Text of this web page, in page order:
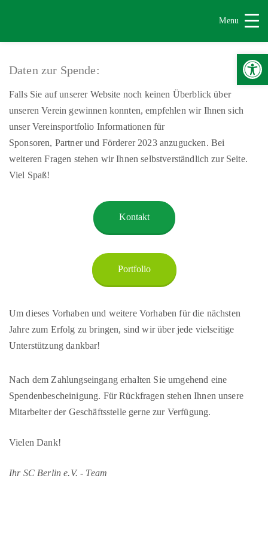
Menu
Daten zur Spende:
Falls Sie auf unserer Website noch keinen Überblick über
unseren Verein gewinnen konnten, empfehlen wir Ihnen sich
unser Vereinsportfolio Informationen für
Sponsoren, Partner und Förderer 2023 anzugucken. Bei
weiteren Fragen stehen wir Ihnen selbstverständlich zur Seite.
Viel Spaß!
Kontakt
Portfolio
Um dieses Vorhaben und weitere Vorhaben für die nächsten
Jahre zum Erfolg zu bringen, sind wir über jede vielseitige
Unterstützung dankbar!
Nach dem Zahlungseingang erhalten Sie umgehend eine
Spendenbescheinigung. Für Rückfragen stehen Ihnen unsere
Mitarbeiter der Geschäftsstelle gerne zur Verfügung.
Vielen Dank!
Ihr SC Berlin e.V. - Team